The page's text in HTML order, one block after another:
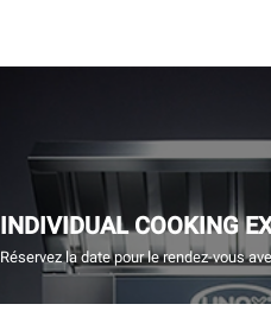
INDIVIDUAL COOKING
Réservez la date pour le rendez-vous